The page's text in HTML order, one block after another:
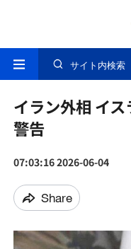
サイト内検索
イラン外相 イ
警告
07:03:16 2026-06-04
Share